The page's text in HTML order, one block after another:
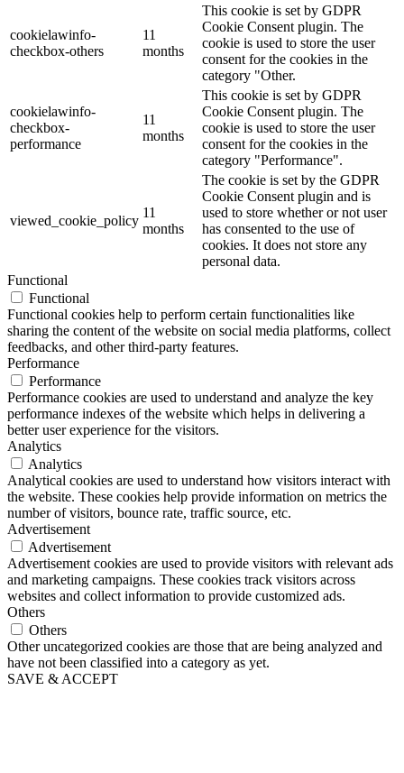
cookielawinfo-
checkbox-others
11
months
This cookie is set by GDPR
Cookie Consent plugin. The
cookie is used to store the user
consent for the cookies in the
category "Other.
cookielawinfo-
checkbox-
performance
11
months
This cookie is set by GDPR
Cookie Consent plugin. The
cookie is used to store the user
consent for the cookies in the
category "Performance".
viewed_cookie_policy
11
months
The cookie is set by the GDPR
Cookie Consent plugin and is
used to store whether or not user
has consented to the use of
cookies. It does not store any
personal data.
Functional
Functional
Functional cookies help to perform certain functionalities like
sharing the content of the website on social media platforms, collect
feedbacks, and other third-party features.
Performance
Performance
Performance cookies are used to understand and analyze the key
performance indexes of the website which helps in delivering a
better user experience for the visitors.
Analytics
Analytics
Analytical cookies are used to understand how visitors interact with
the website. These cookies help provide information on metrics the
number of visitors, bounce rate, traffic source, etc.
Advertisement
Advertisement
Advertisement cookies are used to provide visitors with relevant ads
and marketing campaigns. These cookies track visitors across
websites and collect information to provide customized ads.
Others
Others
Other uncategorized cookies are those that are being analyzed and
have not been classified into a category as yet.
SAVE & ACCEPT